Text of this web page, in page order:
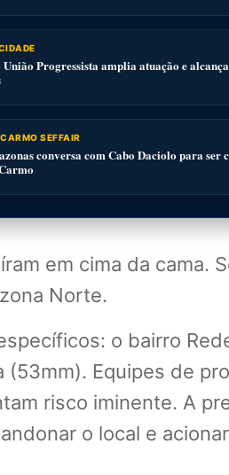
União Progressista amplia atuação e
SEFFAIR
conversa com Cabo Daciolo para ser
em cima da cama.
Norte.
o bairro
(53mm). Equipes de
risco iminente. A
o local e